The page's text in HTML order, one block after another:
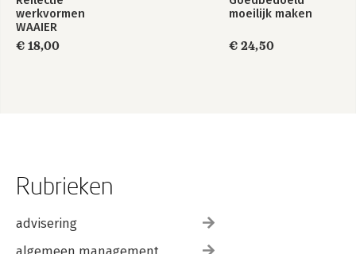
werkvormen
WAAIER
€ 18,00
moeilijk maken
€ 24,50
Rubrieken
advisering
algemeen management